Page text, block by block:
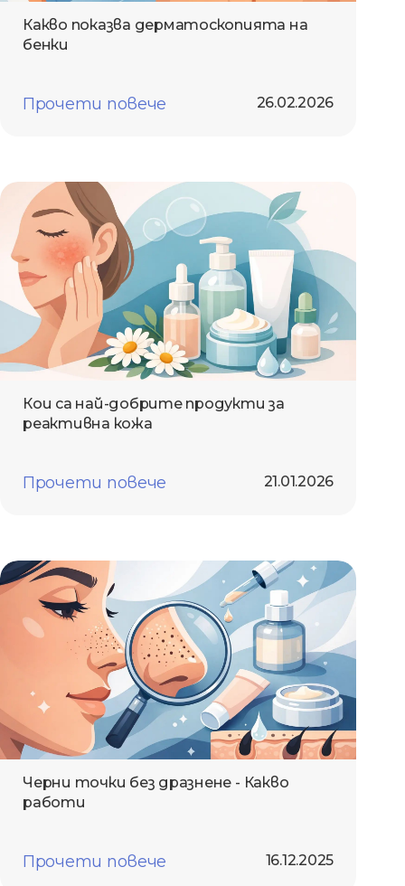
Какво показва дерматоскопията на
бенки
26.02.2026
Прочети повече
Кои са най-добрите продукти за
реактивна кожа
21.01.2026
Прочети повече
Черни точки без дразнене - Какво
работи
16.12.2025
Прочети повече